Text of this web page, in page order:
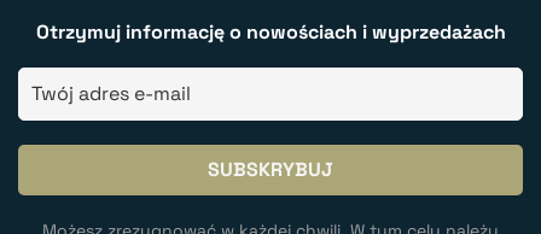
Otrzymuj informację o nowościach i wyprzedażach